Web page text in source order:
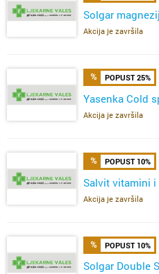
Solgar
Akcija je završila
POPUST 25%
Yasenka Cold
Akcija je završila
POPUST 10%
Salvit vitamini i
Akcija je završila
POPUST 10%
Solgar Double